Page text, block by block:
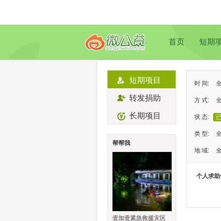
首页 短期
短期项目
转发捐助
长期项目
帮帮我
壹加壹紧急救援灾区
时 间:
方 式:
状 态:
类 型:
地 域:
个人求